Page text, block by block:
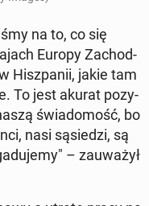
na to, co się
Europy Za­chod­
Hisz­panii, jakie tam
To jest akurat pozy­
świado­mość, bo
nasi sąsiedzi, są
– za­uważył